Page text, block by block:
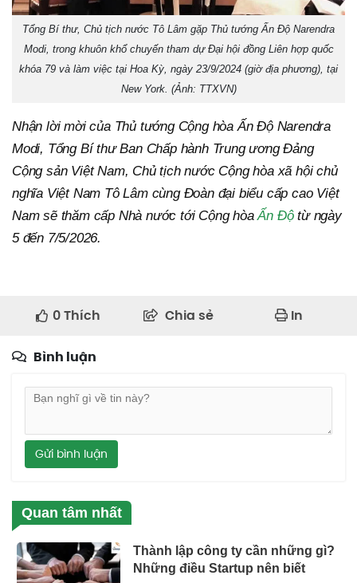
Tổng Bí thư, Chủ tịch nước Tô Lâm gặp Thủ tướng Ấn Độ Narendra
Modi, trong khuôn khổ chuyến tham dự Đại hội đồng Liên hợp quốc
khóa 79 và làm việc tại Hoa Kỳ, ngày 23/9/2024 (giờ địa phương), tại
New York. (Ảnh: TTXVN)
Nhận lời mời của Thủ tướng Cộng hòa Ấn Độ Narendra
Modi, Tổng Bí thư Ban Chấp hành Trung ương Đảng
Cộng sản Việt Nam, Chủ tịch nước Cộng hòa xã hội chủ
nghĩa Việt Nam Tô Lâm cùng Đoàn đại biểu cấp cao Việt
Nam sẽ thăm cấp Nhà nước tới Cộng hòaẤn Độtừ ngày
5 đến 7/5/2026.
0Thích Chia sẻ In
Bình luận
Gửi bình luận
Quan tâm nhất
Thành lập công ty cần những gì?
Những điều Startup nên biết